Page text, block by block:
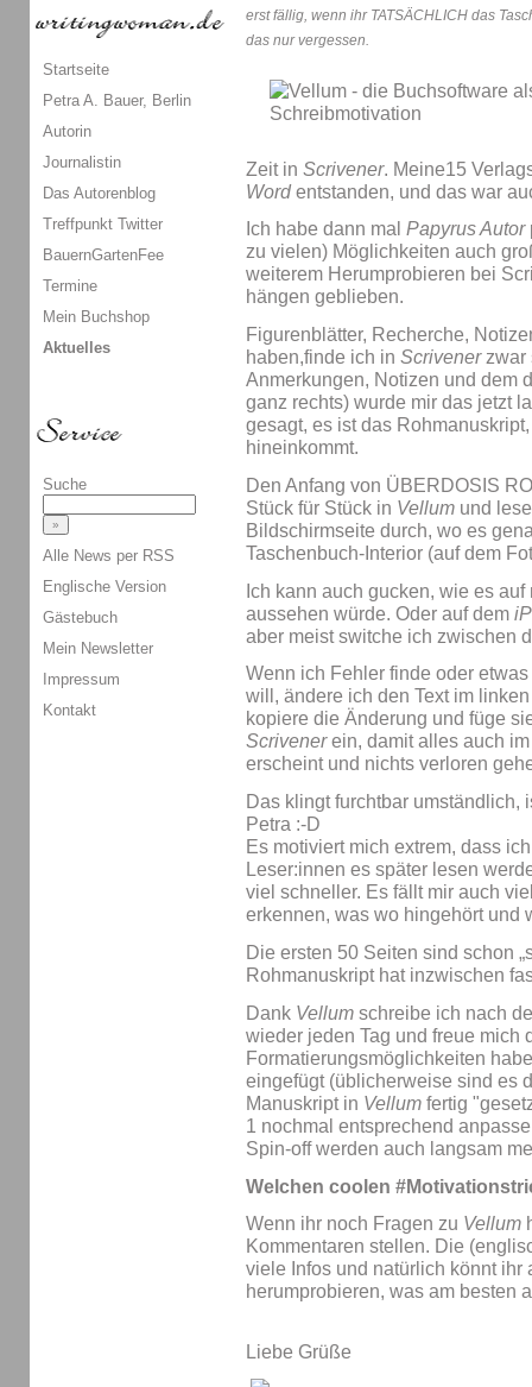
erst fällig, wenn ihr TATSÄCHLICH das
das nur vergessen.
Zeit in Scrivener. Meine15
Wordentstanden, und das war
Ich habe dann mal Papyrus Autor
zu vielen) Möglichkeiten auch
weiterem Herumprobieren bei
hängen geblieben.
Figurenblätter, Recherche,
haben,finde ich in Scrivenerzwar
Anmerkungen, Notizen und dem
ganz rechts) wurde mir das jetzt
gesagt, es ist das
hineinkommt.
Den Anfang von ÜBERDOSIS
Stück für Stück in Vellum und
Bildschirmseite durch, wo es
Taschenbuch-Interior (auf dem
Ich kann auch gucken, wie es
aussehen würde. Oder auf dem
aber meist switche ich zwischen
Wenn ich Fehler finde oder
will, ändere ich den Text im
kopiere die Änderung und füge
Scrivenerein, damit alles auch
erscheint und nichts verloren
Das klingt furchtbar umständlich,
Petra :-D
Es motiviert mich extrem, dass
Leser:innen es später lesen
viel schneller. Es fällt mir auch
erkennen, was wo hingehört und
Die ersten 50 Seiten sind schon
Rohmanuskript hat inzwischen
Dank Vellum schreibe ich nach
wieder jeden Tag und freue mich
Formatierungsmöglichkeiten
eingefügt (üblicherweise sind es
Manuskript in Vellum fertig
1 nochmal entsprechend
Spin-off werden auch langsam
Welchen coolen
Wenn ihr noch Fragen zu Vellum
Kommentaren stellen. Die
viele Infos und natürlich könnt ihr
herumprobieren, was am besten
Liebe Grüße
Startseite
Petra A. Bauer, Berlin
Autorin
Journalistin
Das Autorenblog
Treffpunkt Twitter
BauernGartenFee
Termine
Mein Buchshop
Aktuelles
Suche
Alle News per RSS
Englische Version
Gästebuch
Mein Newsletter
Impressum
Kontakt